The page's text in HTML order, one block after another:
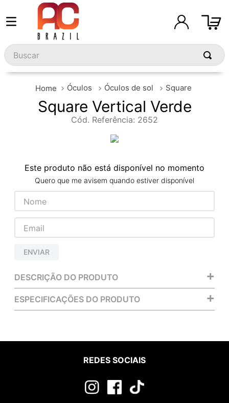
Buscar
Óculos Óculos de sol Square
Square Vertical Verde
Cód. Referência: 2652
Este produto não está disponível no momento
Quero que me avisem quando estiver disponível
ENVIAR
DESCRIÇÃO DO PRODUTO +
ESPECIFICAÇÕES DO PRODUTO +
REDES SOCIAIS